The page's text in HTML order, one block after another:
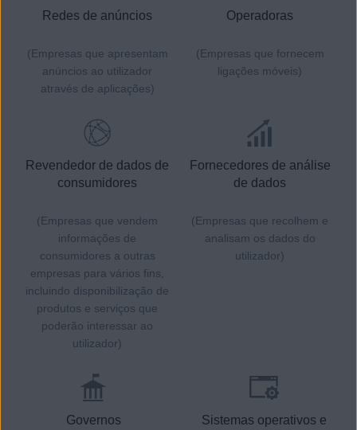
Redes de anúncios
(Empresas que apresentam
anúncios ao utilizador
através de aplicações)
Operadoras
(Empresas que fornecem
ligações móveis)
Revendedor de dados de
consumidores
(Empresas que vendem
informações de
consumidores a outras
empresas para vários fins,
incluindo disponibilização de
produtos e serviços que
poderão interessar ao
utilizador)
Fornecedores de análise
de dados
(Empresas que recolhem e
analisam os dados do
utilizador)
Governos
Sistemas operativos e